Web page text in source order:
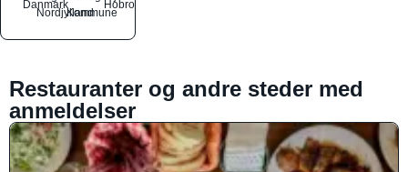
Danmark
Nordjylland
Kommune
Hobro
Restauranter og andre steder med
anmeldelser